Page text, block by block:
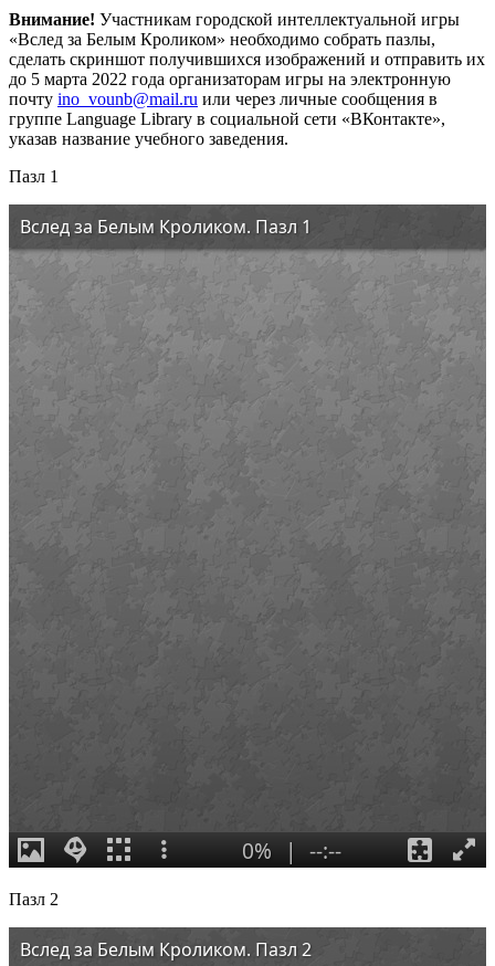
Внимание! Участникам городской интеллектуальной игры
«Вслед за Белым Кроликом» необходимо собрать пазлы,
сделать скриншот получившихся изображений и отправить их
до 5 марта 2022 года организаторам игры на электронную
почту ino_vounb@mail.ru или через личные сообщения в
группе Language Library в социальной сети «ВКонтакте»,
указав название учебного заведения.
Пазл 1
Пазл 2